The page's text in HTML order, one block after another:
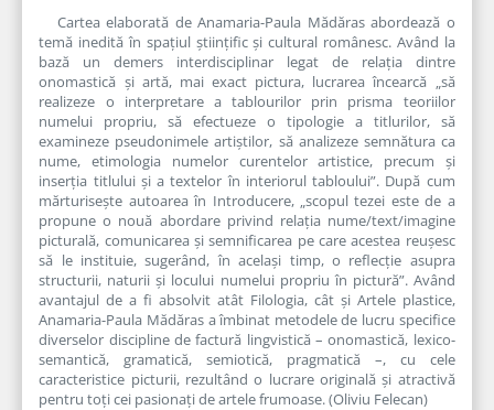
Cartea elaborată de Anamaria-Paula Mădăras abordează o
temă inedită în spațiul științific și cultural românesc. Având la
bază un demers interdisciplinar legat de relația dintre
onomastică și artă, mai exact pictura, lucrarea încearcă „să
realizeze o interpretare a tablourilor prin prisma teoriilor
numelui propriu, să efectueze o tipologie a titlurilor, să
examineze pseudonimele artiștilor, să analizeze semnătura ca
nume, etimologia numelor curentelor artistice, precum și
inserția titlului și a textelor în interiorul tabloului”. După cum
mărturisește autoarea în Introducere, „scopul tezei este de a
propune o nouă abordare privind relația nume/text/imagine
picturală, comunicarea și semnificarea pe care acestea reușesc
să le instituie, sugerând, în același timp, o reflecție asupra
structurii, naturii și locului numelui propriu în pictură”. Având
avantajul de a fi absolvit atât Filologia, cât și Artele plastice,
Anamaria-Paula Mădăras a îmbinat metodele de lucru specifice
diverselor discipline de factură lingvistică – onomastică, lexico-
semantică, gramatică, semiotică, pragmatică –, cu cele
caracteristice picturii, rezultând o lucrare originală și atractivă
pentru toți cei pasionați de artele frumoase. (Oliviu Felecan)